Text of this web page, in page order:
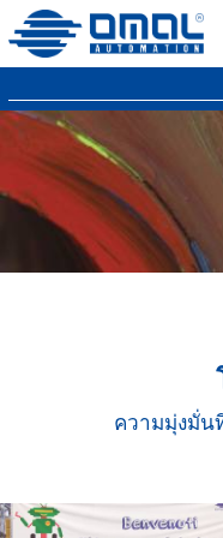
ความมุ่งมั่น